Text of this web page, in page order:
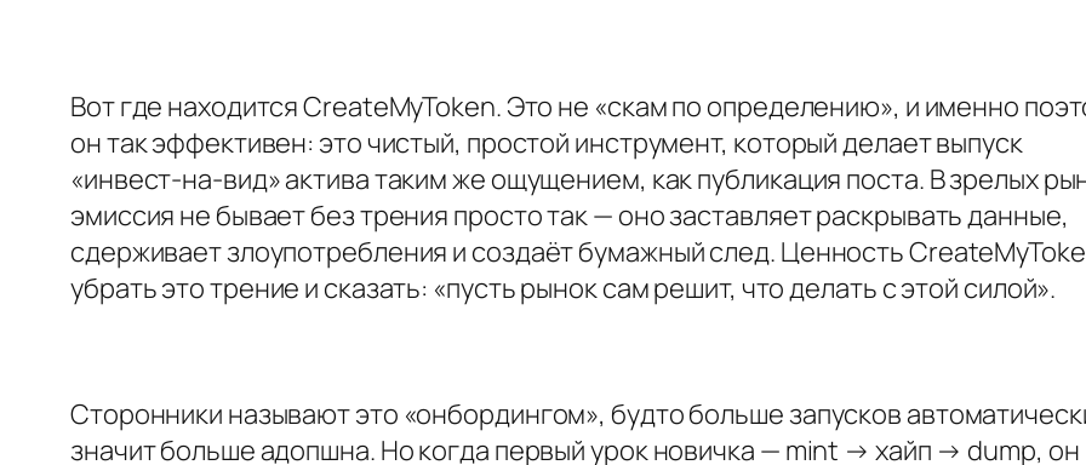
Вот где находится CreateMyToken. Это не «скам по определению», и именно
он так эффективен: это чистый, простой инструмент, который делает выпуск
«инвест‑на‑вид» актива таким же ощущением, как публикация поста. В зрелых
эмиссия не бывает без трения просто так — оно заставляет раскрывать данные,
сдерживает злоупотребления и создаёт бумажный след. Ценность
убрать это трение и сказать: «пусть рынок сам решит, что делать с этой силой».
Сторонники называют это «онбордингом», будто больше запусков
значит больше адопшна. Но когда первый урок новичка — mint → хайп → dump, он